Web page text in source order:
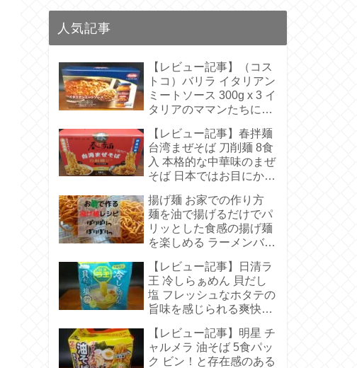
人気記事
【レビュー記事】（コス
トコ）バリラ イタリアン
ミートソース 300g x 3 イ
タリアのママンたちに受
統の味 呪文のような原料
ははいっていない【アレ
ンジレシピあり】
【レビュー記事】春拌麺
台湾まぜそば 刀削麺 8食
入 本格的な中華味のまぜ
そば 日本ではお目にかか
レンジレシピあり】
揚げ麺 お家での作り方
麺を油で揚げるだけでパ
リッとした食感の揚げ麺
を楽しめる ラーメンバー
【レビュー記事】日清ラ
王 冷しらぁめん 貝だし
塩 フレッシュなホタテの
旨味を感じられる爽快な
【レビュー記事】明星 チ
ャルメラ 油そば 5食パッ
ク ビン！と存在感のある